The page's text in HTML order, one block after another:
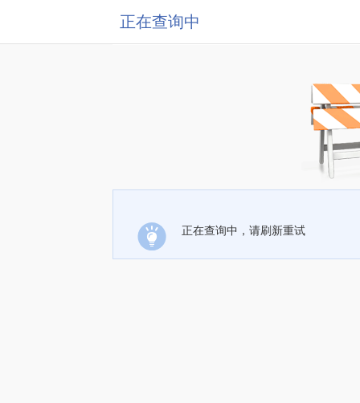
正在查询中
正在查询中，请刷新重试